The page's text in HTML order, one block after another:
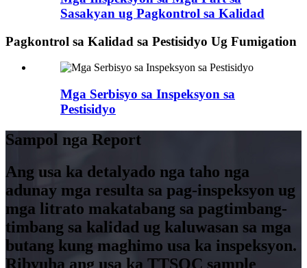
Sasakyan ug Pagkontrol sa Kalidad
Pagkontrol sa Kalidad sa Pestisidyo Ug Fumigation
Mga Serbisyo sa Inspeksyon sa
Pestisidyo
Sampol nga Report
Ang usa ka detalyado nga taho nga
adunay mga resulta sa pag-inspeksyon ug
mga litrato makatabang sa pagtimbang-
timbang sa kalidad ug kaluwasan sa mga
butang kung maghimo usa ka inspeksyon.
Ribyuha ang usa ka TTSQC sample